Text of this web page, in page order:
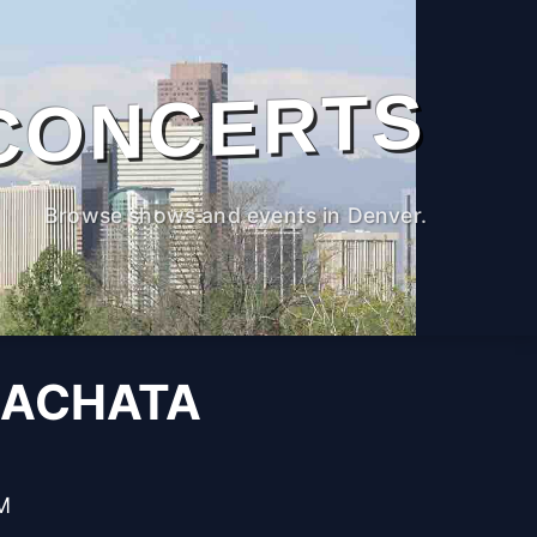
Browse shows and events in Denver.